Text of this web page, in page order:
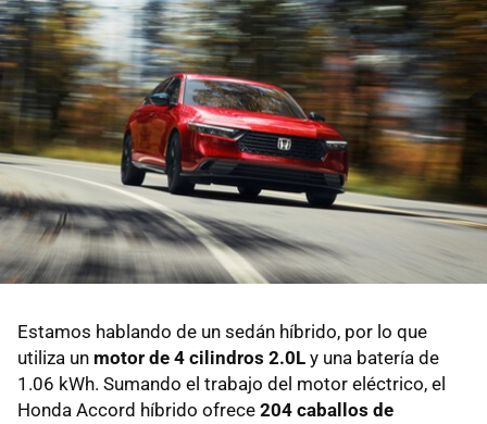
Estamos hablando de un sedán híbrido, por lo que
utiliza un motor de 4 cilindros 2.0L y una batería de
1.06 kWh. Sumando el trabajo del motor eléctrico, el
Honda Accord híbrido ofrece 204 caballos de